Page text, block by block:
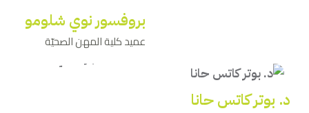
بروفسور نوي شلومو
عميد كلية المهن الصحيّة
د. بوتر كاتس حانا